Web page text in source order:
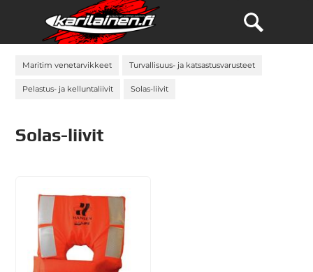
Maritim venetarvikkeet Turvallisuus- ja katsastusvarusteet
Pelastus- ja kelluntaliivit Solas-liivit
Solas-liivit